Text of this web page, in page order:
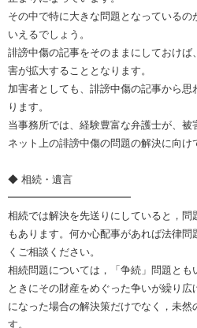
その中で特に大きな問題となっているの
いえるでしょう。
誹謗中傷の記事をそのままにしておけば
害が拡大することとなります。
加害者としても、誹謗中傷の記事から
ります。
当事務所では、経験豊富な弁護士が、
ネット上の誹謗中傷の問題の解決に向け
◆ 相続・遺言
━━━━━━━━━━━━
相続では解決を先送りにしていると，問
もあります。何か心配事があれば法律
くご相談ください。
相続問題については，「争続」問題とも
ときにその財産をめぐった争いが繰り
になった場合の解決策だけでなく，未然
す。